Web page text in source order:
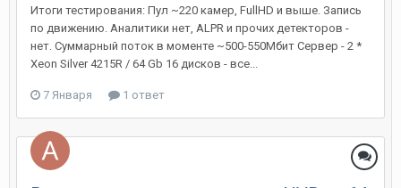
Итоги тестирования: Пул ~220 камер, FullHD и выше. Запись
по движению. Аналитики нет, ALPR и прочих детекторов -
нет. Суммарный поток в моменте ~500-550Мбит Сервер - 2 *
Xeon Silver 4215R / 64 Gb 16 дисков - все...
7 Января 1 ответ